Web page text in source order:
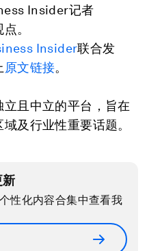
Insider记者
。
Insider联合发
原文链接。
且中立的平台，旨在
及行业性重要话题。
新
性化内容合集中查看我